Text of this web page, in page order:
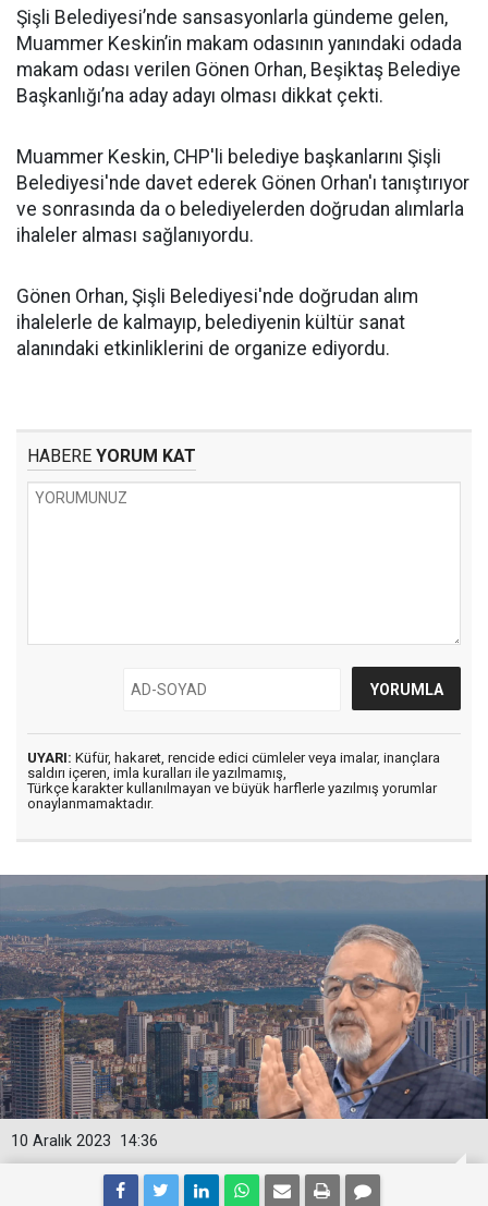
Şişli Belediyesi’nde sansasyonlarla gündeme gelen,
Muammer Keskin’in makam odasının yanındaki odada
makam odası verilen Gönen Orhan, Beşiktaş Belediye
Başkanlığı’na aday adayı olması dikkat çekti.
Muammer Keskin, CHP'li belediye başkanlarını Şişli
Belediyesi'nde davet ederek Gönen Orhan'ı tanıştırıyor
ve sonrasında da o belediyelerden doğrudan alımlarla
ihaleler alması sağlanıyordu.
Gönen Orhan, Şişli Belediyesi'nde doğrudan alım
ihalelerle de kalmayıp, belediyenin kültür sanat
alanındaki etkinliklerini de organize ediyordu.
HABERE YORUM KAT
UYARI: Küfür, hakaret, rencide edici cümleler veya imalar, inançlara
saldırı içeren, imla kuralları ile yazılmamış,
Türkçe karakter kullanılmayan ve büyük harflerle yazılmış yorumlar
onaylanmamaktadır.
14:36
10 Aralık 2023